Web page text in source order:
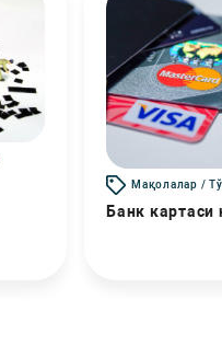
Мақолалар /
Банк картаси